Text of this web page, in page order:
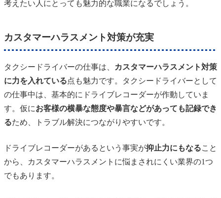
考えたい人にとっても魅力的な職業になるでしょう。
カスタマーハラスメント対策が充実
タクシードライバーの仕事は、
カスタマーハラスメント対策
に力を入れている点も魅力です。タクシードライバーとして
の仕事中は、基本的にドライブレコーダーが作動していま
す。仮にお客様の横暴な態度や暴言などがあっても記録でき
るため、トラブル解決につながりやすいです。
ドライブレコーダーがあるという事実が抑止力にもなること
から、カスタマーハラスメントに悩まされにくい業界の1つ
でもあります。